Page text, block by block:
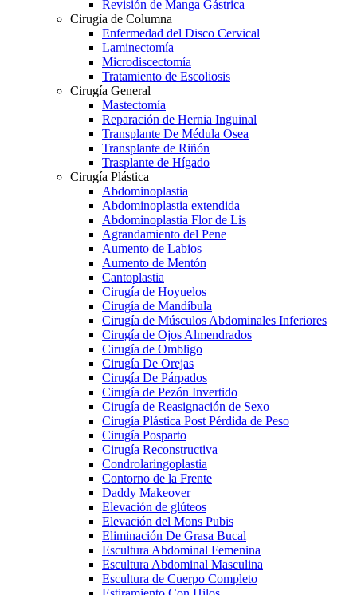
Revisión de Manga Gástrica
Cirugía de Columna
Enfermedad del Disco Cervical
Laminectomía
Microdiscectomía
Tratamiento de Escoliosis
Cirugía General
Mastectomía
Reparación de Hernia Inguinal
Transplante De Médula Osea
Transplante de Riñón
Trasplante de Hígado
Cirugía Plástica
Abdominoplastia
Abdominoplastia extendida
Abdominoplastia Flor de Lis
Agrandamiento del Pene
Aumento de Labios
Aumento de Mentón
Cantoplastia
Cirugía de Hoyuelos
Cirugía de Mandíbula
Cirugía de Músculos Abdominales Inferiores
Cirugía de Ojos Almendrados
Cirugía de Ombligo
Cirugía De Orejas
Cirugía De Párpados
Cirugía de Pezón Invertido
Cirugía de Reasignación de Sexo
Cirugía Plástica Post Pérdida de Peso
Cirugía Posparto
Cirugía Reconstructiva
Condrolaringoplastia
Contorno de la Frente
Daddy Makeover
Elevación de glúteos
Elevación del Mons Pubis
Eliminación De Grasa Bucal
Escultura Abdominal Femenina
Escultura Abdominal Masculina
Escultura de Cuerpo Completo